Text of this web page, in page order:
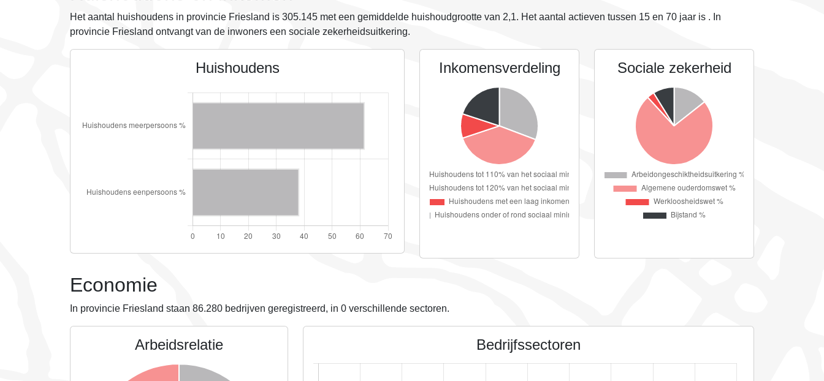
Het aantal huishoudens in provincie Friesland is 305.145 met een gemiddelde huishoudgrootte van 2,1. Het aantal actieven tussen 15 en 70 jaar is . In
provincie Friesland ontvangtvan de inwoners een sociale zekerheidsuitkering.
Huishoudens Inkomensverdeling Sociale zekerheid
Economie
In provincie Friesland staan 86.280 bedrijven geregistreerd, in 0 verschillende sectoren.
Arbeidsrelatie Bedrijfssectoren